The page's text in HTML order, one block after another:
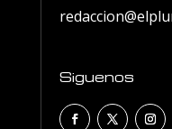
Siguenos